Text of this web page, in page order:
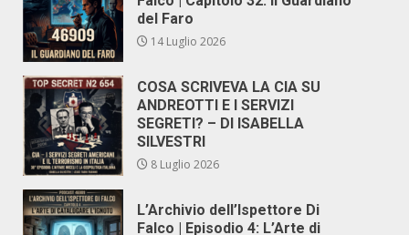
del Faro
14 Luglio 2026
COSA SCRIVEVA LA CIA SU
ANDREOTTI E I SERVIZI
SEGRETI? – DI ISABELLA
SILVESTRI
8 Luglio 2026
L’Archivio dell’Ispettore Di
Falco | Episodio 4: L’Arte di